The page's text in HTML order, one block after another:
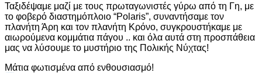
Ταξιδέψαμε μαζί με τους πρωταγωνιστές γύρω από τη Γη, με
το φοβερό διαστημόπλοιο “Polaris”, συναντήσαμε τον
πλανήτη Άρη και τον πλανήτη Κρόνο, συγκρουστήκαμε με
αιωρούμενα κομμάτια πάγου .. και όλα αυτά στη προσπάθεια
μας να λύσουμε το μυστήριο της Πολικής Νύχτας!
Μάτια φωτισμένα από ενθουσιασμό!